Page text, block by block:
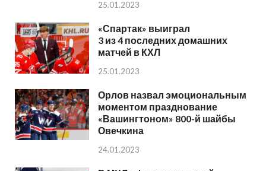
25.01.2023
«Спартак» выиграл
3 из 4 последних домашних
матчей в КХЛ
25.01.2023
Орлов назвал эмоциональным
моментом празднование
«Вашингтоном» 800-й шайбы
Овечкина
24.01.2023